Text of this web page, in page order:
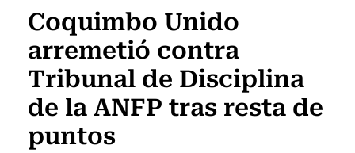
Coquimbo Unido
arremetió contra
Tribunal de Disciplina
de la ANFP tras resta de
puntos